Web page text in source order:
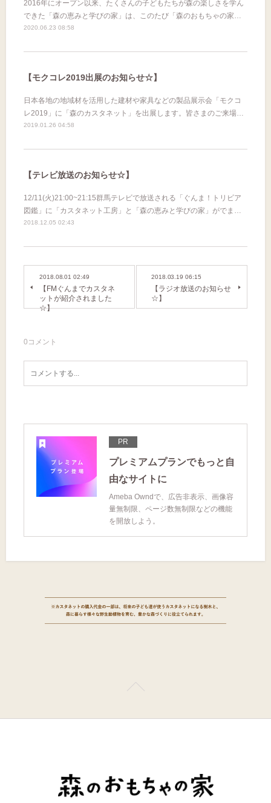
2016年にオープン以来、たくさんの子どもたちが森の楽しさを学ん
できた「森の恵みと学びの家」は、このたび「森のおもちゃの家…
2020.06.23 08:58
【モクコレ2019出展のお知らせ☆】
日本各地の地域材を活用した建材や家具などの製品展示会「モクコ
レ2019」に「森のカスタネット」を出展します。皆さまのご来場…
2019.01.26 04:58
【テレビ放送のお知らせ☆】
12/11(火)21:00~21:15群馬テレビで放送される「ぐんま！トリビア
図鑑」に「カスタネット工房」と「森の恵みと学びの家」がでま…
2018.12.05 02:43
2018.08.01 02:49
【FMぐんまでカスタネ
ットが紹介されました
☆】
2018.03.19 06:15
【ラジオ放送のお知らせ
☆】
0 コメント
PR
プレミアムプランでもっと自
由なサイトに
Ameba Owndで、広告非表示、画像容
量無制限、ページ数無制限などの機能
を開放しよう。